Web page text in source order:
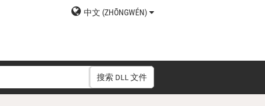
中文 (ZHŌNGWÉN)
搜索 DLL 文件